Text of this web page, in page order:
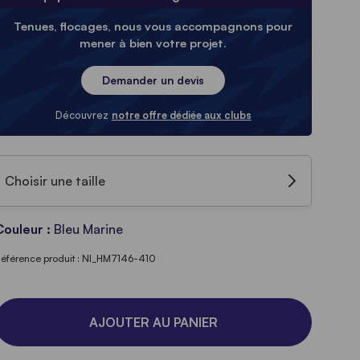
Tenues, flocages, nous vous accompagnons pour
mener à bien votre projet.
Demander un devis
Découvrez notre offre dédiée aux clubs
Choisir une taille
: Bleu Marine
produit : NI_HM7146-410
AJOUTER AU PANIER